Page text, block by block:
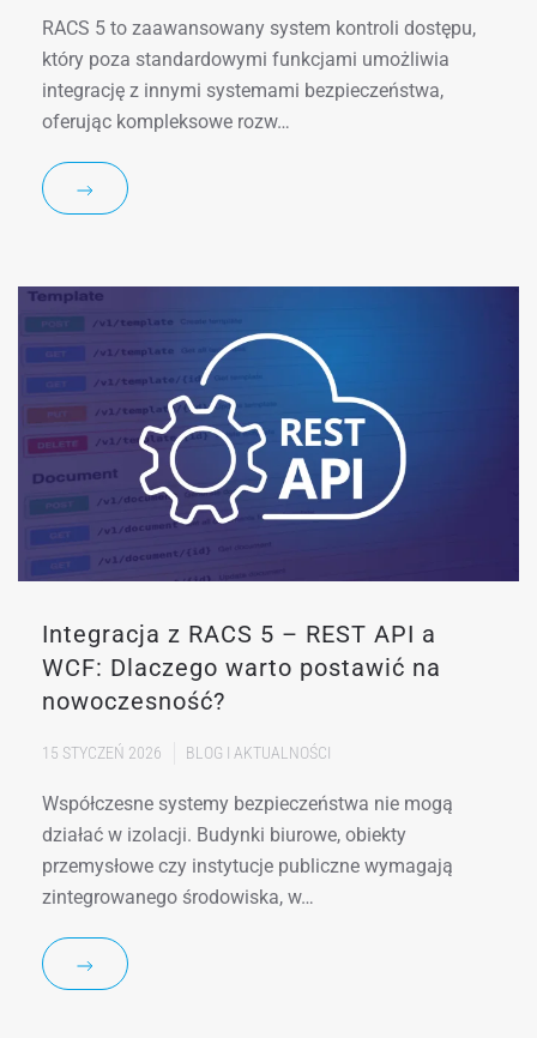
RACS 5 to zaawansowany system kontroli dostępu,
który poza standardowymi funkcjami umożliwia
integrację z innymi systemami bezpieczeństwa,
oferując kompleksowe rozw…
Integracja z RACS 5 – REST API a
WCF: Dlaczego warto postawić na
nowoczesność?
15 STYCZEŃ 2026 BLOG I AKTUALNOŚCI
Współczesne systemy bezpieczeństwa nie mogą
działać w izolacji. Budynki biurowe, obiekty
przemysłowe czy instytucje publiczne wymagają
zintegrowanego środowiska, w…